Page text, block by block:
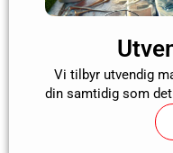
Vi tilbyr utvendig
din samtidig som